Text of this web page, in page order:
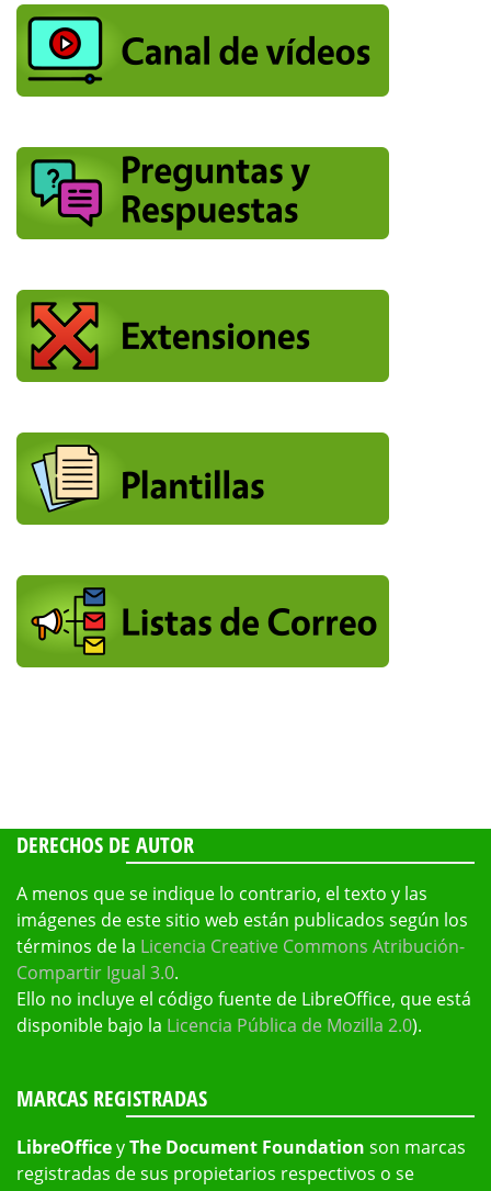
DERECHOS DE AUTOR
A menos que se indique lo contrario, el texto y las
imágenes de este sitio web están publicados según los
términos de la Licencia Creative Commons Atribución-
Compartir Igual 3.0.
Ello no incluye el código fuente de LibreOffice, que está
disponible bajo la Licencia Pública de Mozilla 2.0).
MARCAS REGISTRADAS
LibreOfficeyThe Document Foundation son marcas
registradas de sus propietarios respectivos o se